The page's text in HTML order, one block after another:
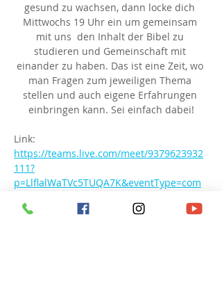
gesund zu wachsen, dann locke dich
Mittwochs 19 Uhr ein um gemeinsam
mit uns  den Inhalt der Bibel zu
studieren und Gemeinschaft mit
einander zu haben. Das ist eine Zeit, wo
man Fragen zum jeweiligen Thema
stellen und auch eigene Erfahrungen
einbringen kann. Sei einfach dabei!
Link:
https://teams.live.com/meet/9379623932
111?
p=LlflalWaTVc5TUQA7K&eventType=com